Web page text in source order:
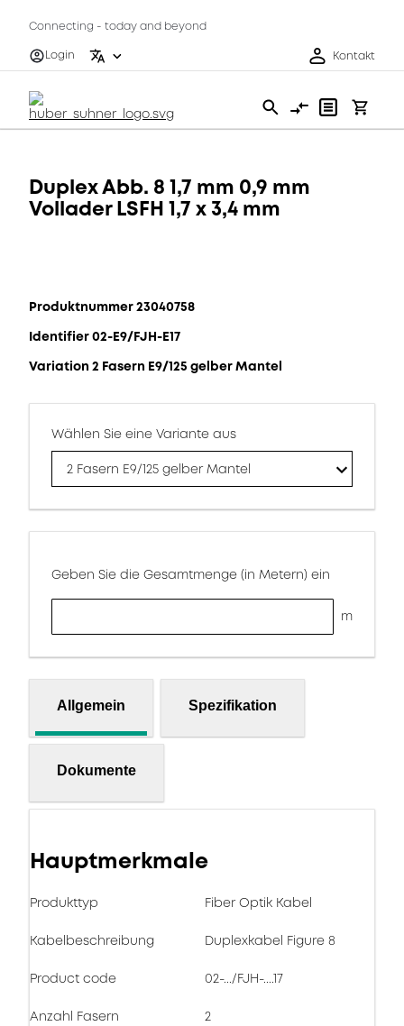
Connecting - today and beyond
Login
Kontakt
Duplex Abb. 8 1,7 mm 0,9 mm
Vollader LSFH 1,7 x 3,4 mm
Produktnummer 23040758
Identifier 02-E9/FJH-E17
Variation 2 Fasern E9/125 gelber Mantel
Wählen Sie eine Variante aus
2 Fasern E9/125 gelber Mantel
Geben Sie die Gesamtmenge (in Metern) ein
m
Allgemein Spezifikation
Dokumente
Hauptmerkmale
Produkttyp Fiber Optik Kabel
Kabelbeschreibung Duplexkabel Figure 8
Product code 02-.../FJH-....17
Anzahl Fasern 2